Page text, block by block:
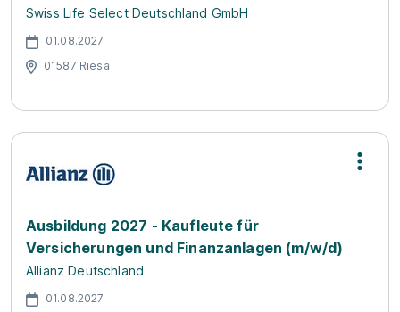
Swiss Life Select Deutschland GmbH
01.08.2027
01587 Riesa
Ausbildung 2027 - Kaufleute für
Versicherungen und Finanzanlagen (m/w/d)
Allianz Deutschland
01.08.2027